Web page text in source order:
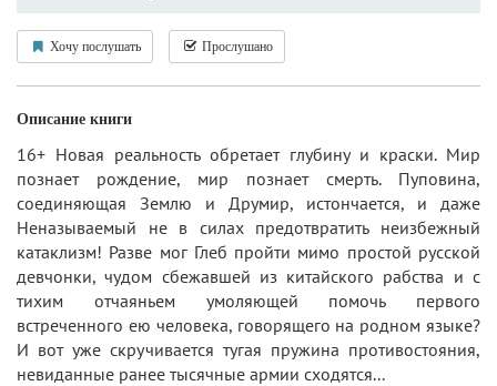
Хочу послушать Прослушано
Описание книги
16+ Новая реальность обретает глубину и краски. Мир
познает рождение, мир познает смерть. Пуповина,
соединяющая Землю и Друмир, истончается, и даже
Неназываемый не в силах предотвратить неизбежный
катаклизм! Разве мог Глеб пройти мимо простой русской
девчонки, чудом сбежавшей из китайского рабства и с
тихим отчаяньем умоляющей помочь первого
встреченного ею человека, говорящего на родном языке?
И вот уже скручивается тугая пружина противостояния,
невиданные ранее тысячные армии сходятся...